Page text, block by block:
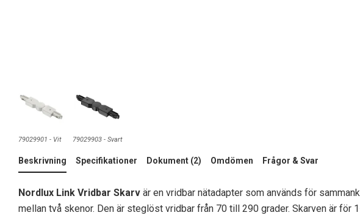
79029901 - Vit 79029903 - Svart
Beskrivning Specifikationer Dokument (2) Omdömen Frågor & Svar
Nordlux Link Vridbar Skarv är en vridbar nätadapter som används för
mellan två skenor. Den är steglöst vridbar från 70 till 290 grader. Skarven är för